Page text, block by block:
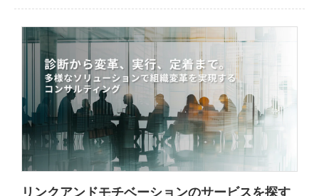
リンクアンドモチベーションのサービスを探す